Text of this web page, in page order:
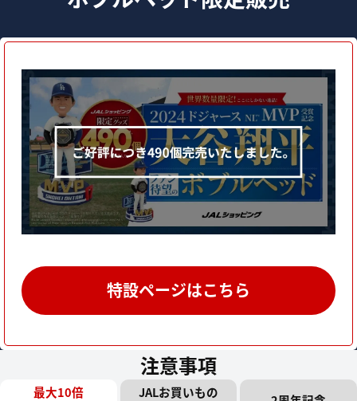
特設ページはこちら
注意事項
最大10倍
JALお買いもの